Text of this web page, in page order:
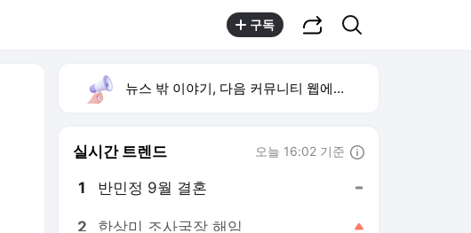
구독
뉴스 밖 이야기, 다음 커뮤니티 웹에서 보기
실시간 트렌드 오늘 16:02 기준
1 반민정 9월 결혼
2 한상미 조사국장 해임